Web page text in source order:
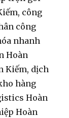
công
công
nhanh
Hoàn
Kiếm, dịch
hàng
Hoàn
Hoàn